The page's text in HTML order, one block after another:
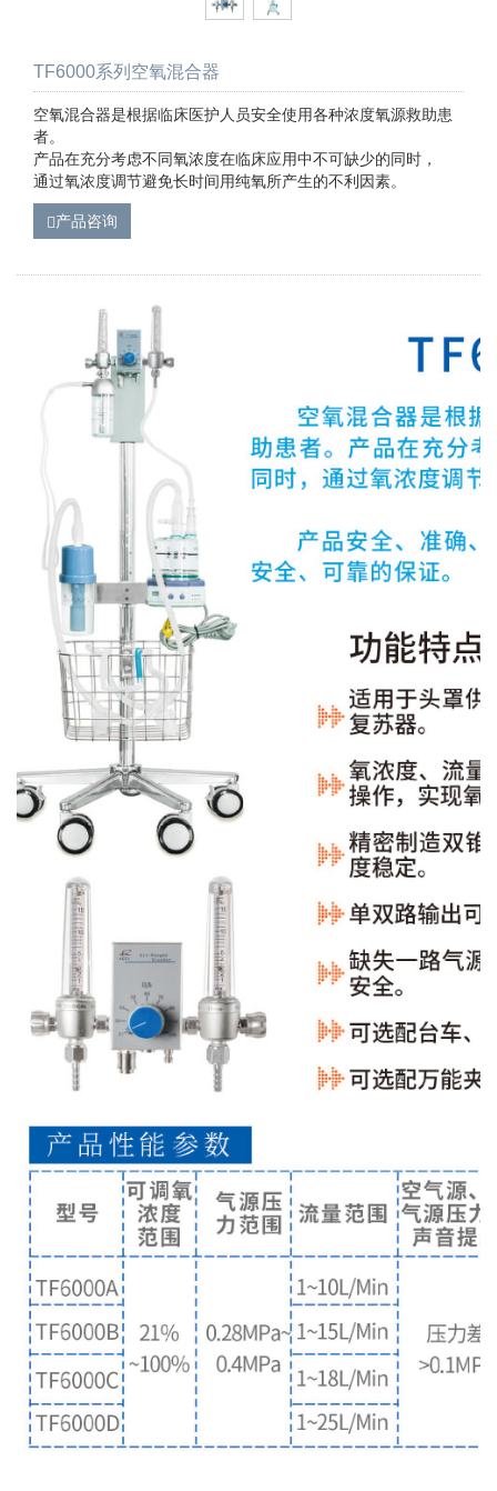
TF6000系列空氧混合器
空氧混合器是根据临床医护人员安全使用各种浓度氧源救助患
者。
产品在充分考虑不同氧浓度在临床应用中不可缺少的同时，
通过氧浓度调节避免长时间用纯氧所产生的不利因素。
产品咨询